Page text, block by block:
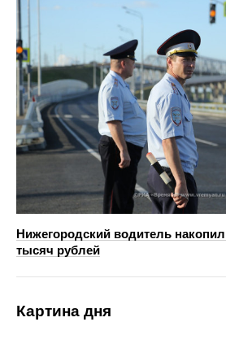
Нижегородский водитель
тысяч рублей
Картина дня